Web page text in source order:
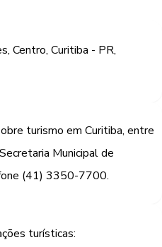
Centro, Curitiba - PR,
turismo em Curitiba, entre
Municipal de
(41) 3350-7700.
turísticas: